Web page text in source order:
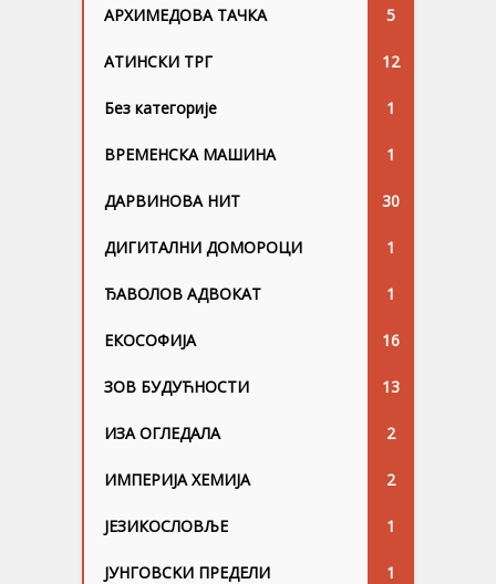
АРХИМЕДОВА ТАЧКА 5
АТИНСКИ ТРГ 12
Без категорије 1
ВРЕМЕНСКА МАШИНА 1
ДАРВИНОВА НИТ 30
ДИГИТАЛНИ ДОМОРОЦИ 1
ЂАВОЛОВ АДВОКАТ 1
ЕКОСОФИЈА 16
ЗОВ БУДУЋНОСТИ 13
ИЗА ОГЛЕДАЛА 2
ИМПЕРИЈА ХЕМИЈА 2
ЈЕЗИКОСЛОВЉЕ 1
ЈУНГОВСKИ ПРЕДЕЛИ 1